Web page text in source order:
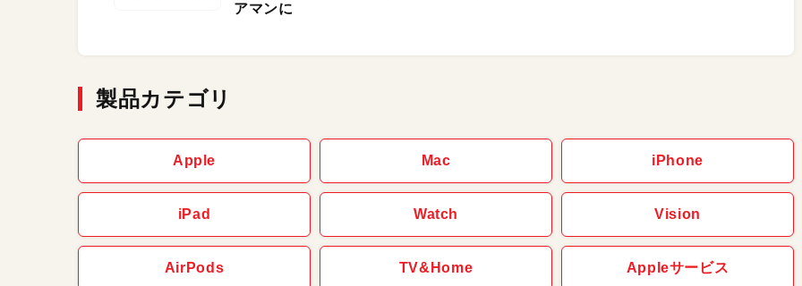
アマンに
製品カテゴリ
Apple Mac iPhone
iPad Watch Vision
AirPods TV&Home Appleサービス